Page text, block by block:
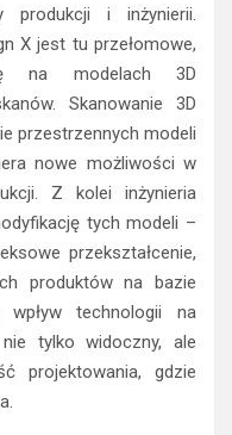
produkcji i inżynierii.
X jest tu przełomowe,
na modelach 3D
Skanowanie 3D
przestrzennych modeli
nowe możliwości w
Z kolei inżynieria
tych modeli –
przekształcenie,
produktów na bazie
wpływ technologii na
nie tylko widoczny, ale
projektowania, gdzie